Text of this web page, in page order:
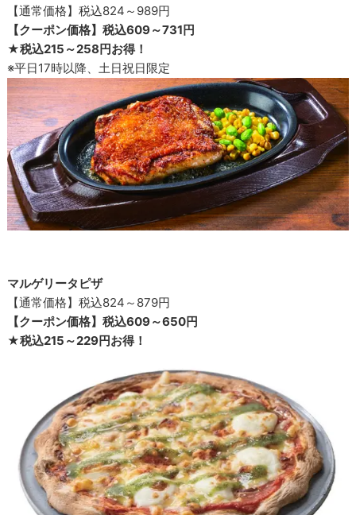
【通常価格】税込824～989円
【クーポン価格】税込609～731円
★税込215～258円お得！
※平日17時以降、土日祝日限定
マルゲリータピザ
【通常価格】税込824～879円
【クーポン価格】税込609～650円
★税込215～229円お得！